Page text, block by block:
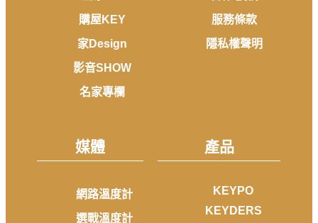
購屋KEY
家Design
影音SHOW
名家專欄
服務條款
隱私權聲明
媒體
網路溫度計
選戰溫度計
產品
KEYPO
KEYDERS